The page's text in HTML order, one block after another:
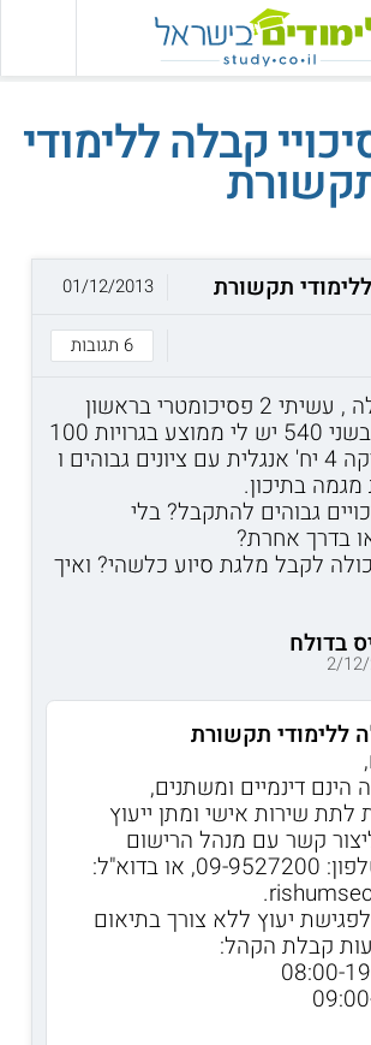
קבלה ללימודי
תקשורת
6 תגובות
01/12/2013
היי יש לי שאלה , עשיתי 2 פסיכומטרי בראשון
קיבלתי 450 ובשני 540 יש לי ממוצע בגרויות 100
- 3 יח' מתמטיקה 4 יח' אנגלית עם ציונים גבוהים ו
גבוהים להתקבל? בלי
בדרך אחרת?
לקבל מלגת סיוע כלשהי? ואיך
בדולח
2/
ללימודי תקשורת
הינם דינמיים ומשתנים,
לתת שירות אישי ומתן ייעוץ
קשר עם מנהל הרישום
והקבלה בטלפון: 09-9527200, או בדוא"ל:
לפגישת יעוץ ללא צורך בתיאום
קבלת הקהל: